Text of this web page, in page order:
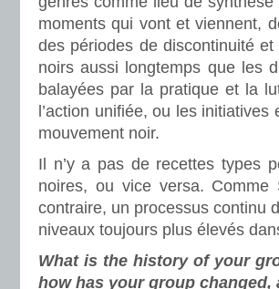
moments qui vont et viennent,
des périodes de discontinuité
noirs aussi longtemps que les
balayées par la pratique et la
l’action unifiée, ou les
mouvement noir.
Il n’y a pas de recettes types
noires, ou vice versa.
contraire, un processus continu
niveaux toujours plus élevés
What is the history of your
how has your group